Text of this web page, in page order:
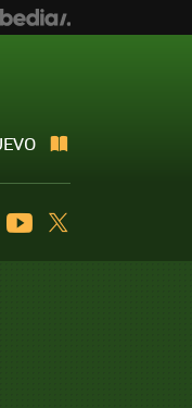
InstagramYoutube